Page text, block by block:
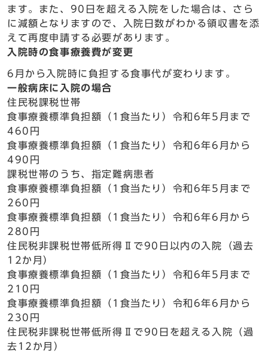
ます。また、90日を超える入院をした場合は、さら
に減額となりますので、入院日数がわかる領収書を添
えて再度申請する必要があります。
入院時の食事療養費が変更
6月から入院時に負担する食事代が変わります。
一般病床に入院の場合
住民税課税世帯
食事療養標準負担額（1食当たり）令和6年5月まで
460円
食事療養標準負担額（1食当たり）令和6年6月から
490円
課税世帯のうち、指定難病患者
食事療養標準負担額（1食当たり）令和6年5月まで
260円
食事療養標準負担額（1食当たり）令和6年6月から
280円
住民税非課税世帯低所得Ⅱで90日以内の入院（過去
12か月）
食事療養標準負担額（1食当たり）令和6年5月まで
210円
食事療養標準負担額（1食当たり）令和6年6月から
230円
住民税非課税世帯低所得Ⅱで90日を超える入院（過
去12か月）